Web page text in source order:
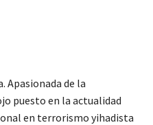
Apasionada de la
puesto en la actualidad
en terrorismo yihadista